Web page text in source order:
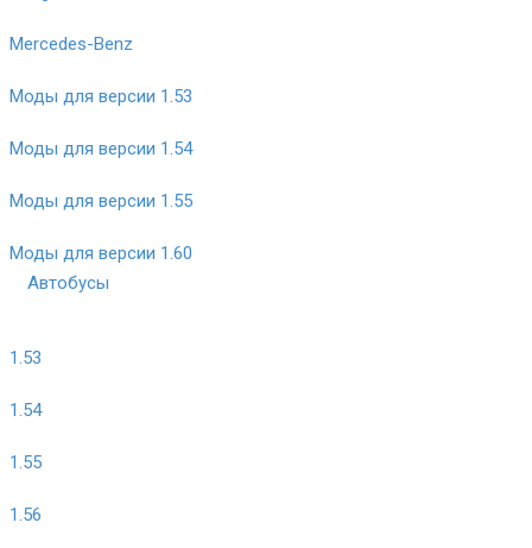
Mercedes-Benz
Моды для версии 1.53
Моды для версии 1.54
Моды для версии 1.55
Моды для версии 1.60
Автобусы
1.53
1.54
1.55
1.56